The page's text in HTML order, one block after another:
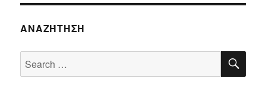
ΑΝΑΖΉΤΗΣΗ
Search
for: